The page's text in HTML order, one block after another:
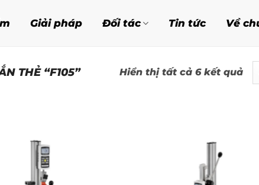
Giải pháp Đối tác Tin tức Về
THẺ “F105” Hiển thị tất cả 6 kết quảĐã